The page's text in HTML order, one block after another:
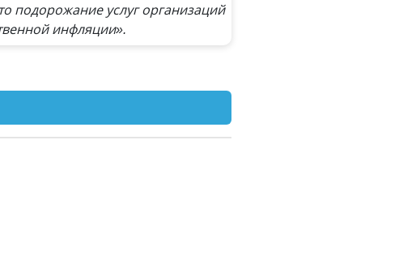
подорожание услуг организаций
инфляции».